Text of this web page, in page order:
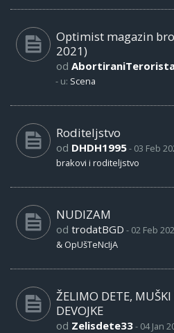
Optimist magazin
2021)
od
- u: Scena
Roditeljstvo
od DHDH1995- 03 Feb
brakovi i roditeljstvo
NUDIZAM
od trodatBGD - 02 Feb
& OpUšTeNcIjA
ŽELIMO DETE, MUŠKI
DEVOJKE
od Zelisdete33- 04 Jan